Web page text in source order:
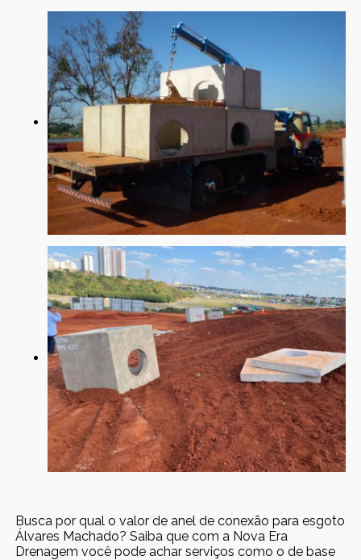
Busca por qual o valor de anel de conexão para esgoto
Álvares Machado? Saiba que com a Nova Era
Drenagem você pode achar serviços como o de base